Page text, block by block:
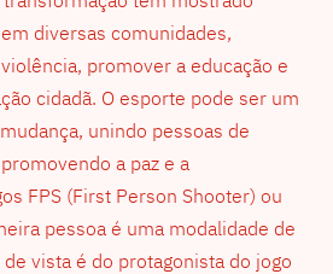
diversas comunidades,
promover a educação e
cidadã. O esporte pode ser um
unindo pessoas de
a paz e a
FPS (First Person Shooter) ou
pessoa é uma modalidade de
vista é do protagonista do jogo